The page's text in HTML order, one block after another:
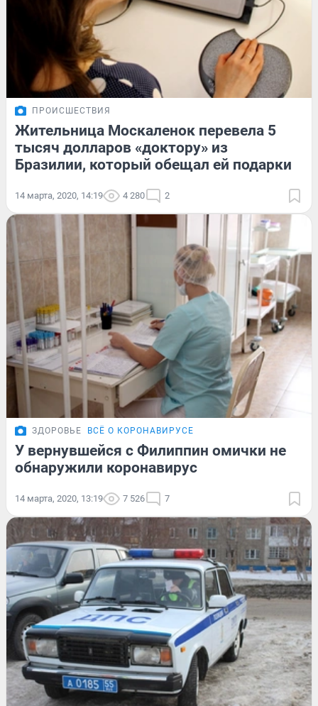
ПРОИСШЕСТВИЯ
Жительница Москаленок перевела 5
тысяч долларов «доктору» из
Бразилии, который обещал ей подарки
14 марта, 2020, 14:19 4 280 2
ЗДОРОВЬЕ ВСЁ О КОРОНАВИРУСЕ
У вернувшейся с Филиппин омички не
обнаружили коронавирус
14 марта, 2020, 13:19 7 526 7